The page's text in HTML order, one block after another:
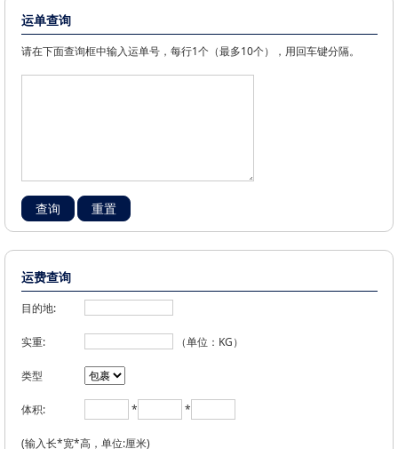
运单查询
请在下面查询框中输入运单号，每行1个（最多10个），用回车键分隔。
运费查询
目的地:
实重: （单位：KG）
类型
体积: * *
(输入长*宽*高，单位:厘米)